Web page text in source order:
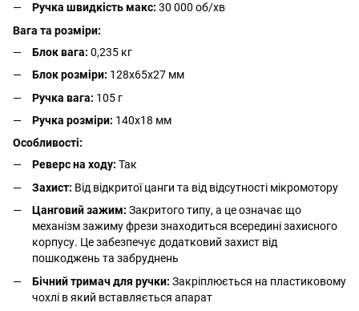
Ручка швидкість макс: 30 000 об/хв
Вага та розміри:
Блок вага: 0,235 кг
Блок розміри: 128х65х27 мм
Ручка вага: 105 г
Ручка розміри: 140х18 мм
Особливості:
Реверс на ходу: Так
Захист: Від відкритої цанги та від відсутності мікромотору
Цанговий зажим: Закритого типу, а це означає що
механізм зажиму фрези знаходиться всередині захисного
корпусу. Це забезпечує додатковий захист від
пошкоджень та забруднень
Бічний тримач для ручки: Закріплюється на пластиковому
чохлі в який вставляється апарат